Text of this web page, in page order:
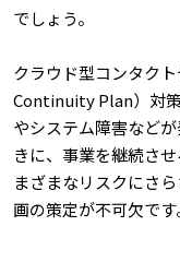
でしょう。
クラウド型コンタク
Continuity Plan）対
やシステム障害など
きに、事業を継続さ
まざまなリスクにさ
画の策定が不可欠です